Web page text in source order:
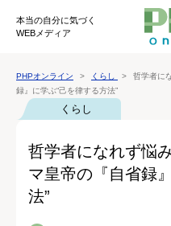
本当の自分に気づく
WEBメディア
PHPオンライン くらし
哲学者に
録』に学ぶ“己を律する方法”
くらし
哲学者になれず悩
マ皇帝の『自省録
法”